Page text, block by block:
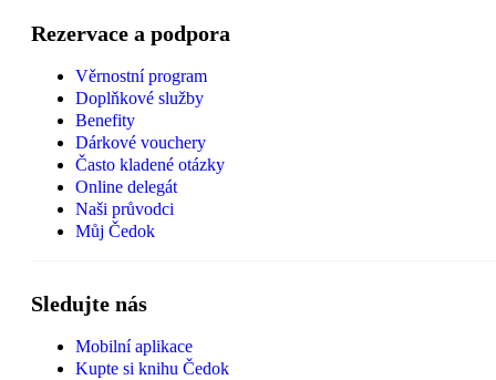
Rezervace a podpora
Věrnostní program
Doplňkové služby
Benefity
Dárkové vouchery
Často kladené otázky
Online delegát
Naši průvodci
Můj Čedok
Sledujte nás
Mobilní aplikace
Kupte si knihu Čedok